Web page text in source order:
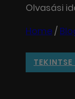
Olvasási
Home/